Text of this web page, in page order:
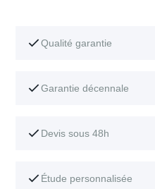
Qualité garantie
Garantie décennale
Devis sous 48h
Étude personnalisée